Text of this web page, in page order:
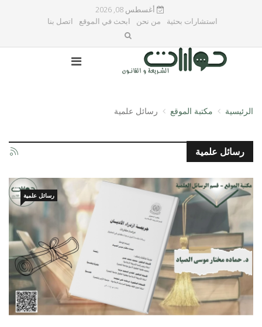
أغسطس 08, 2026
استشارات بحثية
من نحن ابحث في الموقع اتصل بنا
الرئيسية مكتبة الموقع رسائل علمية
رسائل علمية
رسائل علمية